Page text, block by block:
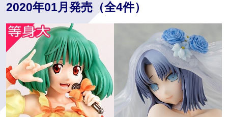
2020年01月発売（全4件）